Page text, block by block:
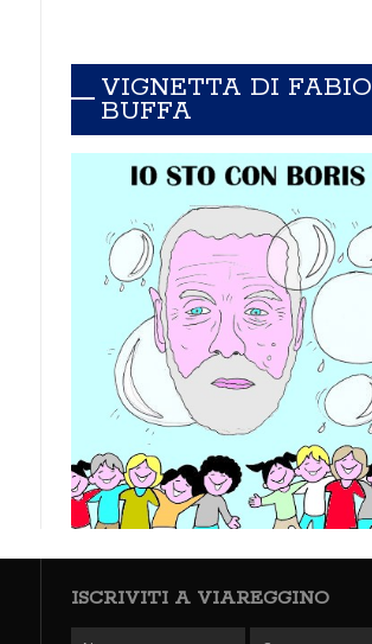
VIGNETTA DI FABIO
BUFFA
ISCRIVITI A VIAREGGINO